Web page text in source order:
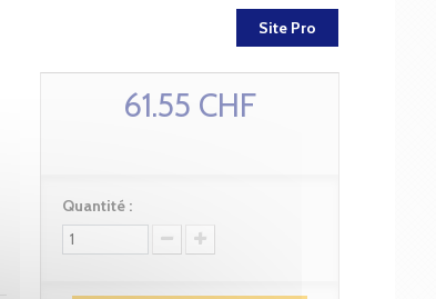
Site Pro
61.55 CHF
Quantité :